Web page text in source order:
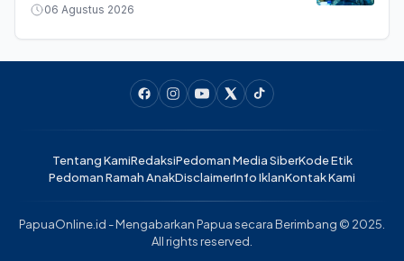
06 Agustus 2026
Tentang KamiRedaksiPedoman Media SiberKode Etik
Pedoman Ramah AnakDisclaimerInfo IklanKontak Kami
PapuaOnline.id - Mengabarkan Papua secara Berimbang © 2025.
All rights reserved.